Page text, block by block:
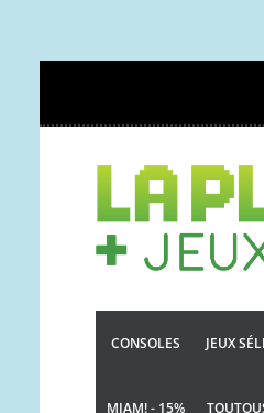
CONSOLES JEUX
MIAM! - 15%